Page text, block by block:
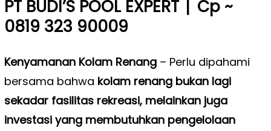
PT BUDI’S POOL EXPERT| Cp ~
0819 323 90009
Kenyamanan Kolam Renang– Perlu dipahami
bersama bahwa kolam renang bukan lagi
sekadar fasilitas rekreasi, melainkan juga
investasi yang membutuhkan pengelolaan